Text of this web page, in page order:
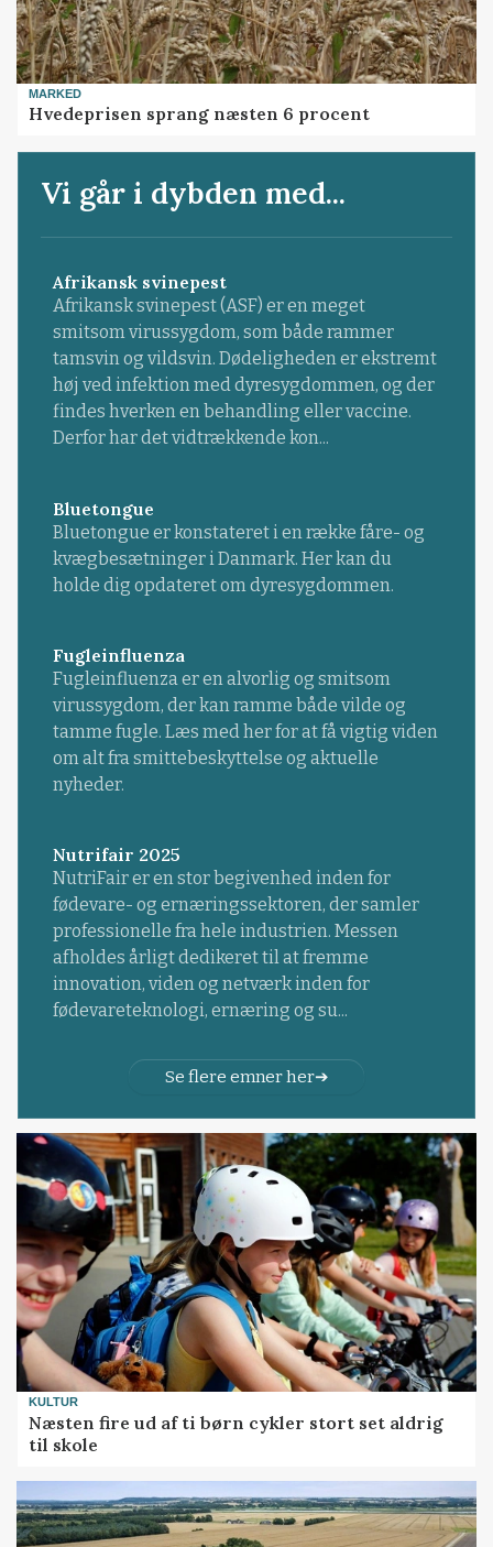
MARKED
Hvedeprisen sprang næsten 6 procent
Vi går i dybden med...
Afrikansk svinepest
Afrikansk svinepest (ASF) er en meget
smitsom virussygdom, som både rammer
tamsvin og vildsvin. Dødeligheden er ekstremt
høj ved infektion med dyresygdommen, og der
findes hverken en behandling eller vaccine.
Derfor har det vidtrækkende kon...
Bluetongue
Bluetongue er konstateret i en række fåre- og
kvægbesætninger i Danmark. Her kan du
holde dig opdateret om dyresygdommen.
Fugleinfluenza
Fugleinfluenza er en alvorlig og smitsom
virussygdom, der kan ramme både vilde og
tamme fugle. Læs med her for at få vigtig viden
om alt fra smittebeskyttelse og aktuelle
nyheder.
Nutrifair 2025
NutriFair er en stor begivenhed inden for
fødevare- og ernæringssektoren, der samler
professionelle fra hele industrien. Messen
afholdes årligt dedikeret til at fremme
innovation, viden og netværk inden for
fødevareteknologi, ernæring og su...
Se flere emner her
KULTUR
Næsten fire ud af ti børn cykler stort set aldrig
til skole